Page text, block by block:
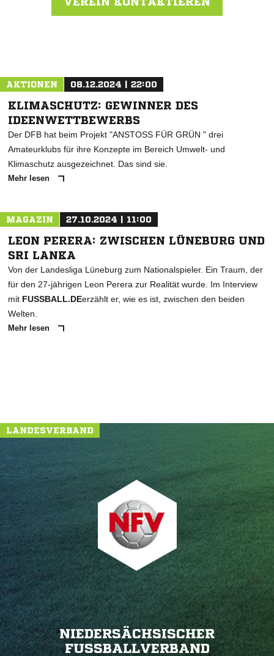
AKTIONEN 08.12.2024 | 22:00
KLIMASCHUTZ: GEWINNER DES
IDEENWETTBEWERBS
Der DFB hat beim Projekt "ANSTOSS FÜR GRÜN " drei
Amateurklubs für ihre Konzepte im Bereich Umwelt- und
Klimaschutz ausgezeichnet. Das sind sie.
Mehr lesen
MAGAZIN 27.10.2024 | 11:00
LEON PERERA: ZWISCHEN LÜNEBURG UND
SRI LANKA
Von der Landesliga Lüneburg zum Nationalspieler. Ein Traum, der
für den 27-jährigen Leon Perera zur Realität wurde. Im Interview
mit FUSSBALL.DEerzählt er, wie es ist, zwischen den beiden
Welten.
Mehr lesen
LANDESVERBAND
NIEDERSÄCHSISCHER
FUSSBALLVERBAND